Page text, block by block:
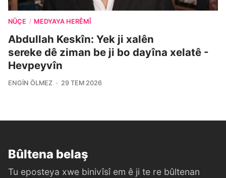
NÛÇE / MEDYAYA HERÊMÎ
Abdullah Keskîn: Yek ji xalên
sereke dê ziman be ji bo dayîna xelatê -
Hevpeyvîn
ENGIN ÖLMEZ 29 TEM 2026
Bûltena belaş
Tu eposteya xwe binivîsî em ê ji te re bûltenan